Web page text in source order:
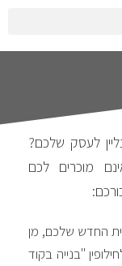
לעסק שלכם?
מוכרים לכם
החדש שלכם, מן
"בנייה בקוד